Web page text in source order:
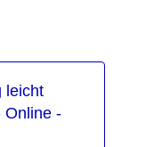
leicht
Online -